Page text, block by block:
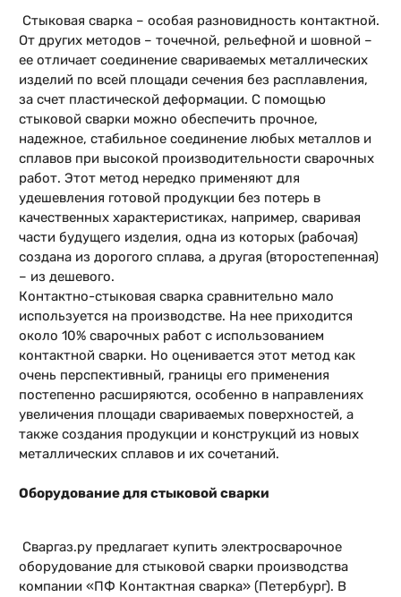
Стыковая сварка – особая разновидность контактной.
От других методов – точечной, рельефной и шовной –
ее отличает соединение свариваемых металлических
изделий по всей площади сечения без расплавления,
за счет пластической деформации. С помощью
стыковой сварки можно обеспечить прочное,
надежное, стабильное соединение любых металлов и
сплавов при высокой производительности сварочных
работ. Этот метод нередко применяют для
удешевления готовой продукции без потерь в
качественных характеристиках, например, сваривая
части будущего изделия, одна из которых (рабочая)
создана из дорогого сплава, а другая (второстепенная)
– из дешевого.
Контактно-стыковая сварка сравнительно мало
используется на производстве. На нее приходится
около 10% сварочных работ с использованием
контактной сварки. Но оценивается этот метод как
очень перспективный, границы его применения
постепенно расширяются, особенно в направлениях
увеличения площади свариваемых поверхностей, а
также создания продукции и конструкций из новых
металлических сплавов и их сочетаний.
Оборудование для стыковой сварки
Сваргаз.ру предлагает купить электросварочное
оборудование для стыковой сварки производства
компании «ПФ Контактная сварка» (Петербург). В